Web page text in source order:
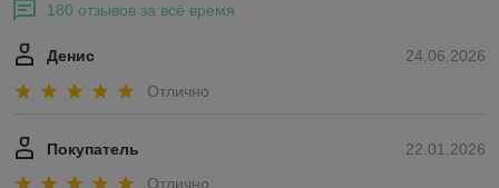
180 отзывов за всё время
24.06.2026
Денис
Отлично
22.01.2026
Покупатель
Отлично